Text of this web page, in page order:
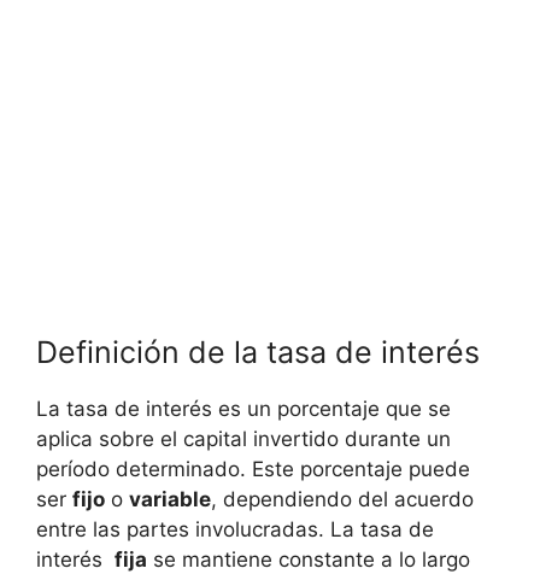
Definición ​de la tasa de interés
La tasa de⁤ interés es un ⁤porcentaje que se
aplica sobre el capital ⁣invertido durante un
período determinado. Este ⁤porcentaje puede
ser fijo o‌ variable, dependiendo del ‌acuerdo‌
entre las partes involucradas. La tasa de
interés ​ fija se mantiene constante a lo largo